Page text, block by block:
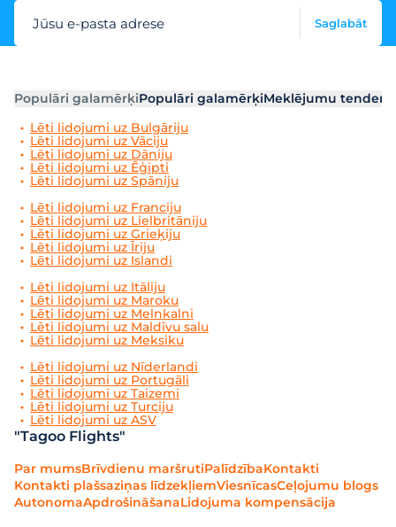
Jūsu e-pasta adrese Saglabāt
Populāri galamērķiPopulāri galamērķiMeklējumu
Lēti lidojumi uz Bulgāriju
Lēti lidojumi uz Vāciju
Lēti lidojumi uz Dāniju
Lēti lidojumi uz Ēģipti
Lēti lidojumi uz Spāniju
Lēti lidojumi uz Franciju
Lēti lidojumi uz Lielbritāniju
Lēti lidojumi uz Grieķiju
Lēti lidojumi uz Īriju
Lēti lidojumi uz Islandi
Lēti lidojumi uz Itāliju
Lēti lidojumi uz Maroku
Lēti lidojumi uz Melnkalni
Lēti lidojumi uz Maldīvu salu
Lēti lidojumi uz Meksiku
Lēti lidojumi uz Nīderlandi
Lēti lidojumi uz Portugāli
Lēti lidojumi uz Taizemi
Lēti lidojumi uz Turciju
Lēti lidojumi uz ASV
"Tagoo Flights"
Par mumsBrīvdienu maršrutiPalīdzībaKontakti
Kontakti plašsaziņas līdzekļiemViesnīcasCeļojumu blogs
AutonomaApdrošināšanaLidojuma kompensācija